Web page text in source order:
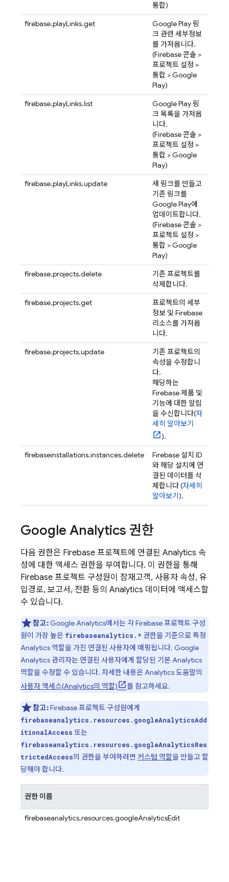
통합)
firebase.playLinks.get
Google Play 링
크 관련 세부정보
를 가져옵니다.
(Firebase콘솔 >
프로젝트 설정 >
통합 > Google
Play)
firebase.playLinks.list
Google Play 링
크 목록을 가져옵
니다.
(Firebase콘솔 >
프로젝트 설정 >
통합 > Google
Play)
firebase.playLinks.update
새 링크를 만들고
기존 링크를
Google Play에
업데이트합니다.
(Firebase콘솔 >
프로젝트 설정 >
통합 > Google
Play)
firebase.projects.delete
기존 프로젝트를
삭제합니다.
firebase.projects.get
프로젝트의 세부
정보 및 Firebase
리소스를 가져옵
니다.
firebase.projects.update
기존 프로젝트의
속성을 수정합니
다.
해당하는
Firebase 제품 및
기능에 대한 알림
을 수신합니다(자
세히 알아보기
).
firebaseinstallations.instances.delete
Firebase 설치 ID
와 해당 설치에 연
결된 데이터를 삭
제합니다 (자세히
알아보기).
Google Analytics 권한
다음 권한은 Firebase 프로젝트에 연결된 Analytics 속
성에 대한 액세스 권한을 부여합니다. 이 권한을 통해
Firebase 프로젝트 구성원이 잠재고객, 사용자 속성, 유
입경로, 보고서, 전환 등의 Analytics 데이터에 액세스할
수 있습니다.
참고: Google Analytics에서는 각 Firebase 프로젝트 구성
원이 가장 높은 firebaseanalytics.* 권한을 기준으로 특정
Analytics 역할을 가진 연결된 사용자에 매핑됩니다. Google
Analytics 관리자는 연결된 사용자에게 할당된 기본 Analytics
역할을 수정할 수 있습니다. 자세한 내용은Analytics도움말의
사용자 액세스(Analytics의 역할) 를 참고하세요.
참고:Firebase 프로젝트 구성원에게
firebaseanalytics.resources.googleAnalyticsAdd
itionalAccess 또는
firebaseanalytics.resources.googleAnalyticsRes
trictedAccess의 권한을 부여하려면 커스텀 역할을 만들고 할
당해야 합니다.
권한 이름
firebaseanalytics.resources.googleAnalyticsEdit